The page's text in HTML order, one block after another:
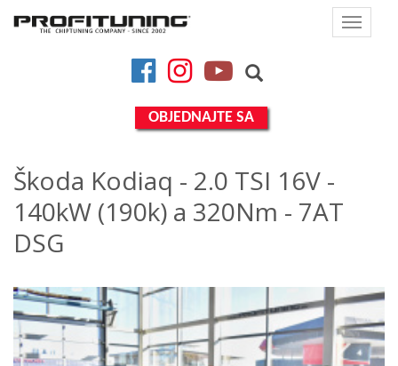
Toggle
FacebookInstagramYouTube
OBJEDNAJTE SA
Škoda Kodiaq - 2.0 TSI 16V -
140kW (190k) a 320Nm - 7AT
DSG